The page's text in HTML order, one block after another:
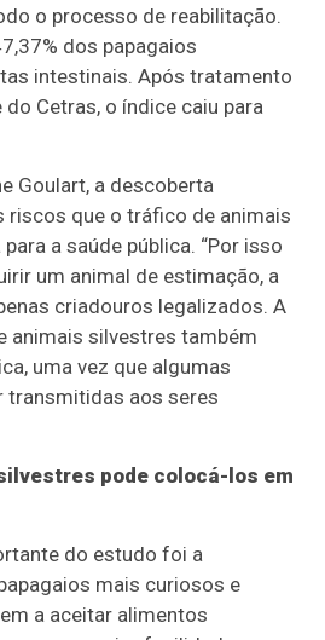
o processo de reabilitação.
dos papagaios
intestinais. Após tratamento
Cetras, o índice caiu para
Goulart, a descoberta
riscos que o tráfico de animais
a saúde pública. “Por isso
um animal de estimação, a
criadouros legalizados. A
animais silvestres também
uma vez que algumas
transmitidas aos seres
pode colocá-los em
do estudo foi a
mais curiosos e
a aceitar alimentos